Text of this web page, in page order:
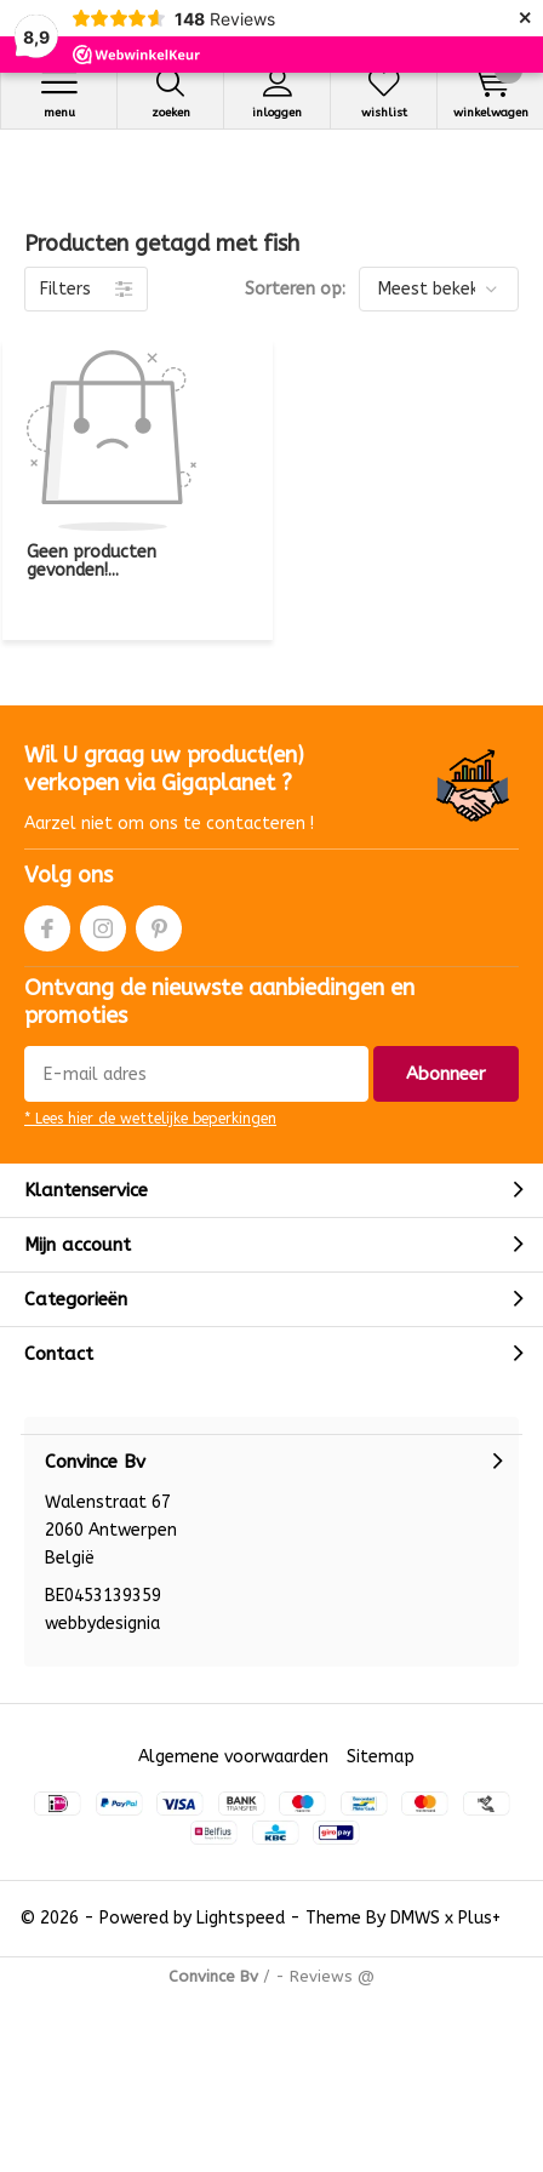
8,9
148 Reviews ×
zoeken inloggen
menu wishlist winkelwagen
Producten getagd met fish
Filters Sorteren op:
Geen producten
gevonden!...
Wil U graag uw product(en)
verkopen via Gigaplanet ?
Aarzel niet om ons te contacteren !
Volg ons
Ontvang de nieuwste aanbiedingen en
promoties
Abonneer
* Lees hier de wettelijke beperkingen
Klantenservice
Mijn account
Categorieën
Contact
Convince Bv
Walenstraat 67
2060 Antwerpen
België
BE0453139359
webbydesignia
© 2026 - Powered by Lightspeed- Theme By DMWS x Plus+
Algemene voorwaarden Sitemap
Convince Bv/ - Reviews @